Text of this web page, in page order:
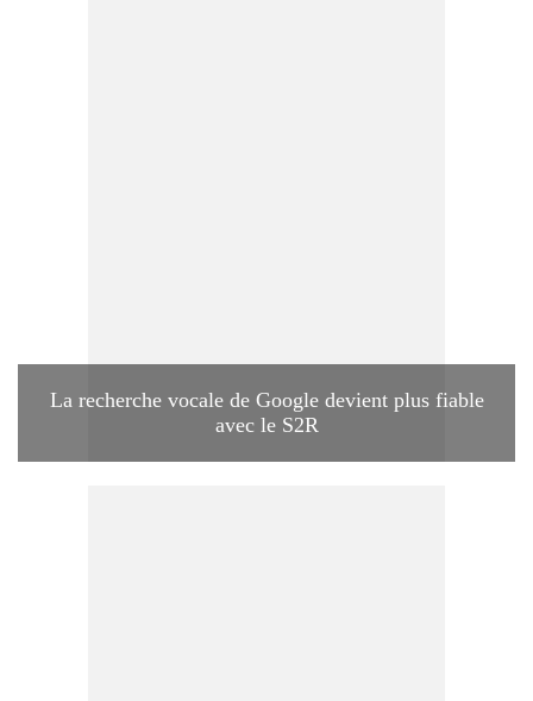
La recherche vocale de Google devient plus fiable
avec le S2R